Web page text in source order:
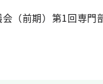
（前期）第1回専